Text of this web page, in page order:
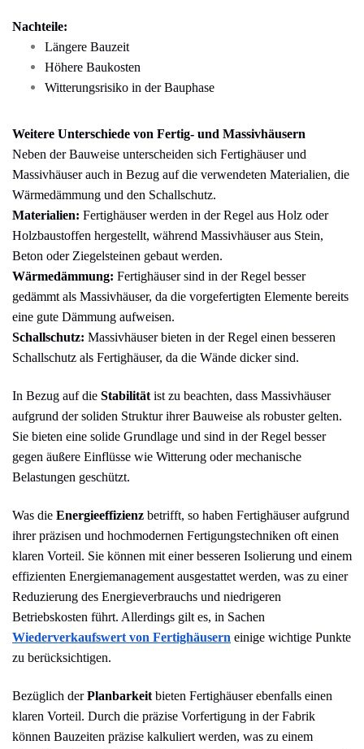
Nachteile:
Längere Bauzeit
Höhere Baukosten
Witterungsrisiko in der Bauphase
Weitere Unterschiede von Fertig- und Massivhäusern
Neben der Bauweise unterscheiden sich Fertighäuser und
Massivhäuser auch in Bezug auf die verwendeten Materialien, die
Wärmedämmung und den Schallschutz.
Materialien: Fertighäuser werden in der Regel aus Holz oder
Holzbaustoffen hergestellt, während Massivhäuser aus Stein,
Beton oder Ziegelsteinen gebaut werden.
Wärmedämmung: Fertighäuser sind in der Regel besser
gedämmt als Massivhäuser, da die vorgefertigten Elemente bereits
eine gute Dämmung aufweisen.
Schallschutz: Massivhäuser bieten in der Regel einen besseren
Schallschutz als Fertighäuser, da die Wände dicker sind.
In Bezug auf die Stabilität ist zu beachten, dass Massivhäuser
aufgrund der soliden Struktur ihrer Bauweise als robuster gelten.
Sie bieten eine solide Grundlage und sind in der Regel besser
gegen äußere Einflüsse wie Witterung oder mechanische
Belastungen geschützt.
Was die Energieeffizienz betrifft, so haben Fertighäuser aufgrund
ihrer präzisen und hochmodernen Fertigungstechniken oft einen
klaren Vorteil. Sie können mit einer besseren Isolierung und einem
effizienten Energiemanagement ausgestattet werden, was zu einer
Reduzierung des Energieverbrauchs und niedrigeren
Betriebskosten führt. Allerdings gilt es, in Sachen
Wiederverkaufswert von Fertighäusern einige wichtige Punkte
zu berücksichtigen.
Bezüglich derPlanbarkeit bieten Fertighäuser ebenfalls einen
klaren Vorteil. Durch die präzise Vorfertigung in der Fabrik
können Bauzeiten präzise kalkuliert werden, was zu einem